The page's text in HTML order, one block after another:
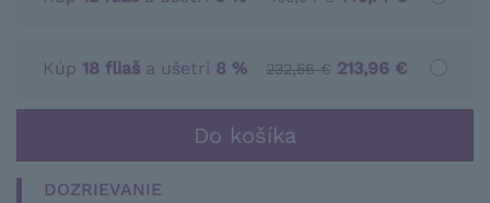
Kúp 18 fliaš a ušetri 8 % 232,56 € 213,96 €
DOZRIEVANIE